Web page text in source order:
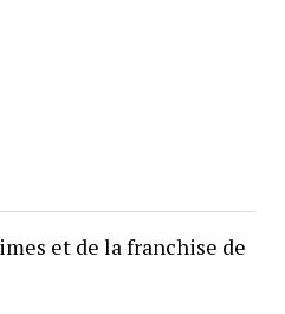
et de la franchise de